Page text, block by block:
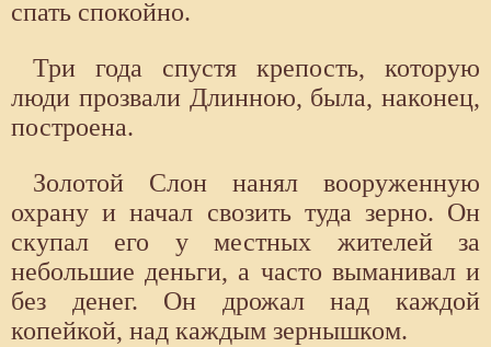
спать спокойно.
Три года спустя крепость, которую
люди прозвали Длинною, была, наконец,
построена.
Золотой Слон нанял вооруженную
охрану и начал свозить туда зерно. Он
скупал его у местных жителей за
небольшие деньги, а часто выманивал и
без денег. Он дрожал над каждой
копейкой, над каждым зернышком.